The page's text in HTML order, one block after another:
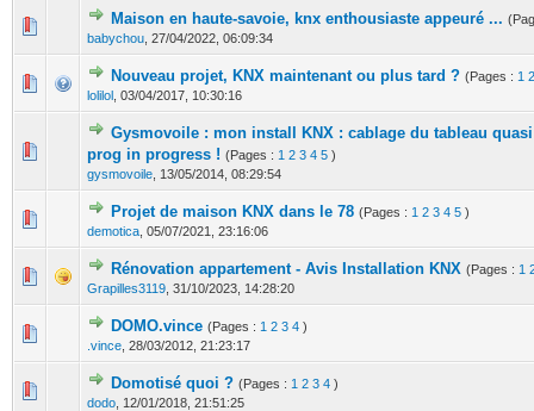
Maison en haute-savoie, knx enthousiaste appeuré ...
babychou 27/04/2022, 06:09:34
0 Votes - 0 sur 5 en moyenne
12345
Nouveau projet, KNX maintenant ou plus tard ? (Pages : 1 2
lolilol 03/04/2017, 10:30:16
0 Votes - 0 sur 5 en moyenne
123 45
Gysmovoile : mon install KNX : cablage du tableau
prog in progress ! (Pages : 1 2 3 4 5 )
gysmovoile 13/05/2014, 08:29:54
0 Votes - 0 sur 5 en moyenne
123 4 5
Projet de maison KNX dans le 78 (Pages : 1 2 3 4 5 )
demotica 05/07/2021, 23:16:06
0 Votes - 0 sur 5 en moyenne
1234 5
Rénovation appartement - Avis Installation KNX (Pages : 1
Grapilles3119 31/10/2023, 14:28:20
0 Votes - 0 sur 5 en moyenne
12345
DOMO.vince (Pages : 1 2 3 4 )
.vince 28/03/2012, 21:23:17
4 Votes - 5 sur 5 en moyenne
12 345
Domotisé quoi ? (Pages : 1 2 3 4 )
dodo 12/01/2018, 21:51:25
0 Votes - 0 sur 5 en moyenne
12345